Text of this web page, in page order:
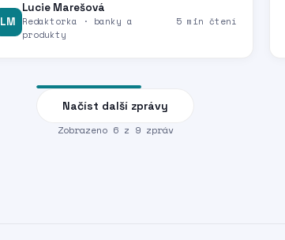
LM
Lucie Marešová
Redaktorka · banky a
produkty
5 min čtení
Načíst další zprávy
Zobrazeno 6z 9zpráv